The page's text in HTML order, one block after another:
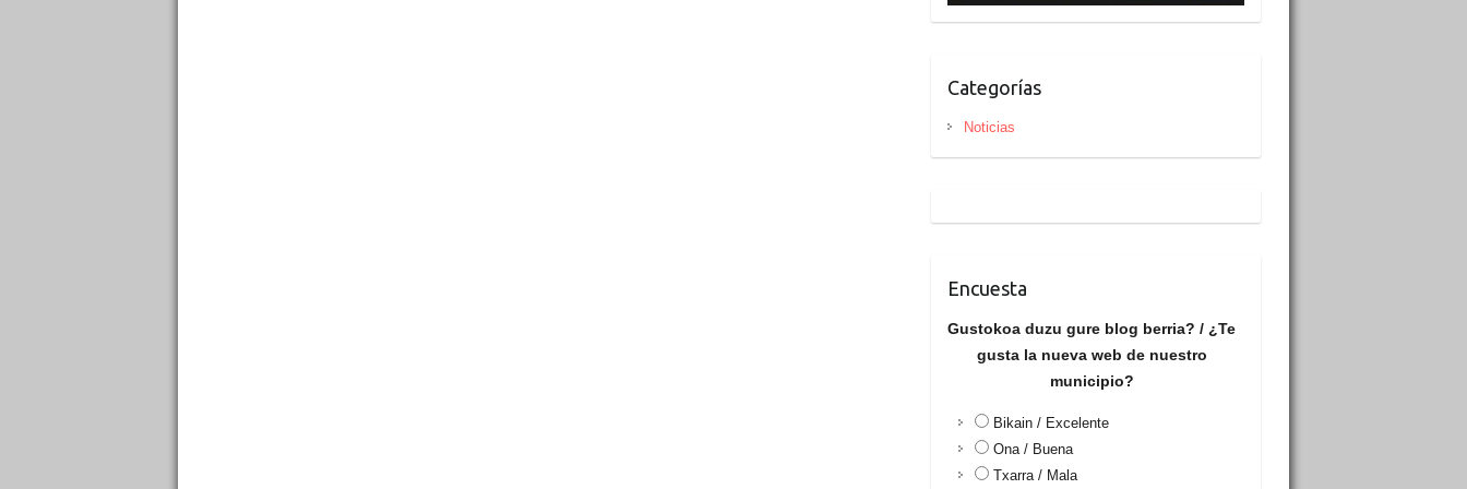
Categorías
Noticias
Encuesta
Gustokoa duzu gure blog berria? / ¿Te
gusta la nueva web de nuestro
municipio?
Bikain / Excelente
Ona / Buena
Txarra / Mala